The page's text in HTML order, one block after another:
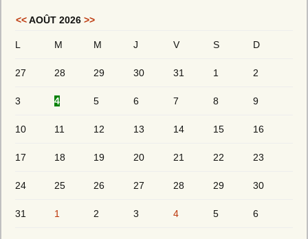
<<AOÛT 2026 >>
L M M J V S D
27 28 29 30 31 1 2
3 4 5 6 7 8 9
10 11 12 13 14 15 16
17 18 19 20 21 22 23
24 25 26 27 28 29 30
31 1 2 3 4 5 6